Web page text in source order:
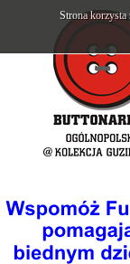
Strona korzysta